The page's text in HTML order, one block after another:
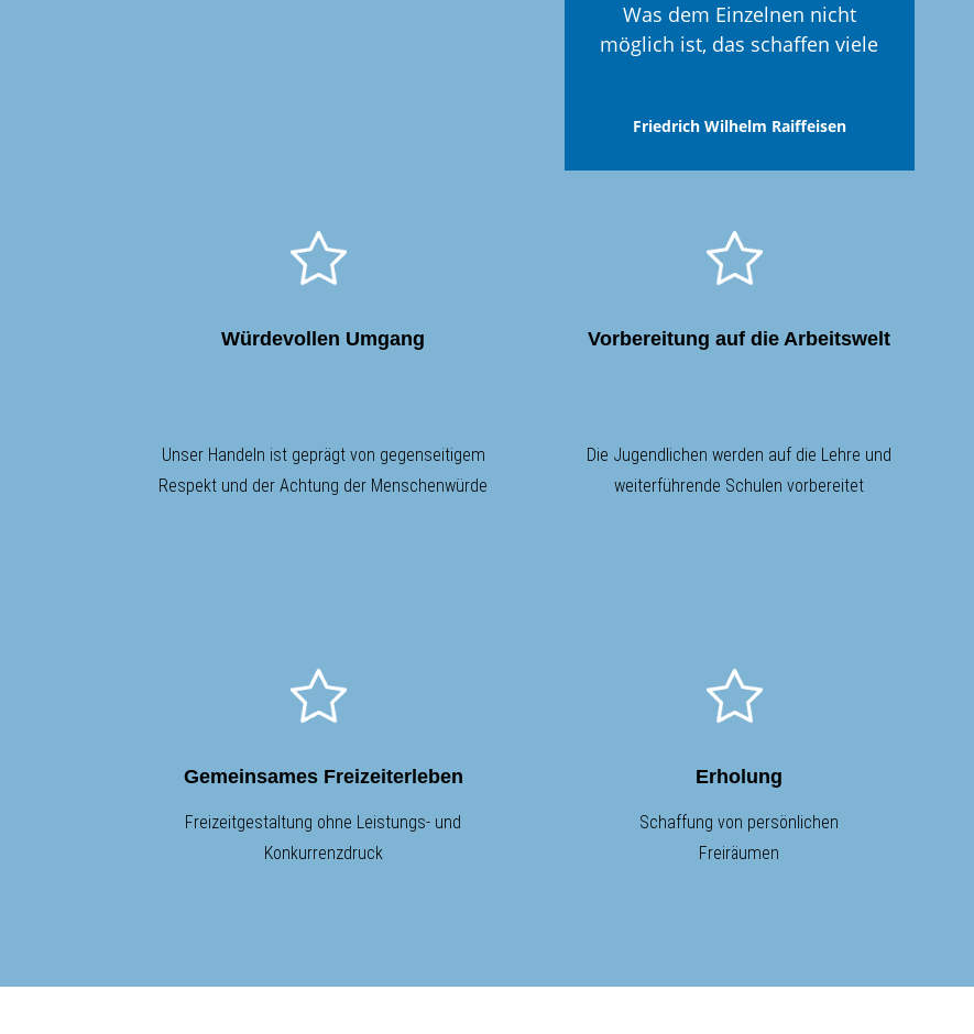
Was dem Einzelnen nicht
möglich ist, das schaffen viele
Friedrich Wilhelm Raiffeisen
Würdevollen Umgang
Unser Handeln ist geprägt von gegenseitigem
Respekt und der Achtung der Menschenwürde
Vorbereitung auf die Arbeitswelt
Die Jugendlichen werden auf die Lehre und
weiterführende Schulen vorbereitet
Gemeinsames Freizeiterleben
Freizeitgestaltung ohne Leistungs- und
Konkurrenzdruck
Erholung
Schaffung von persönlichen
Freiräumen